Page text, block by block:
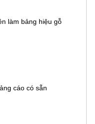
làm bảng hiệu gỗ
cáo có sẵn